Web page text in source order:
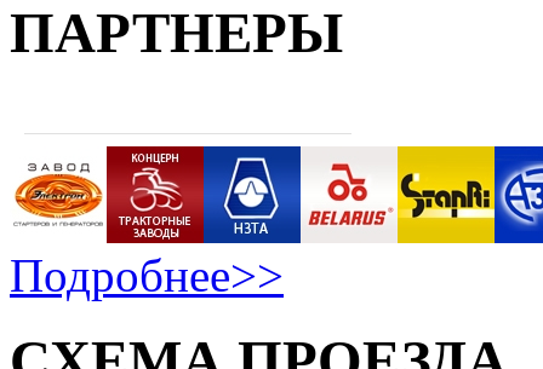
ПАРТНЕРЫ
Подробнее>>